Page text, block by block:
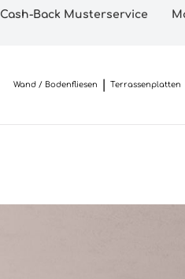
Cash-Back Musterservice
Wand / Bodenfliesen Terrassenplatten